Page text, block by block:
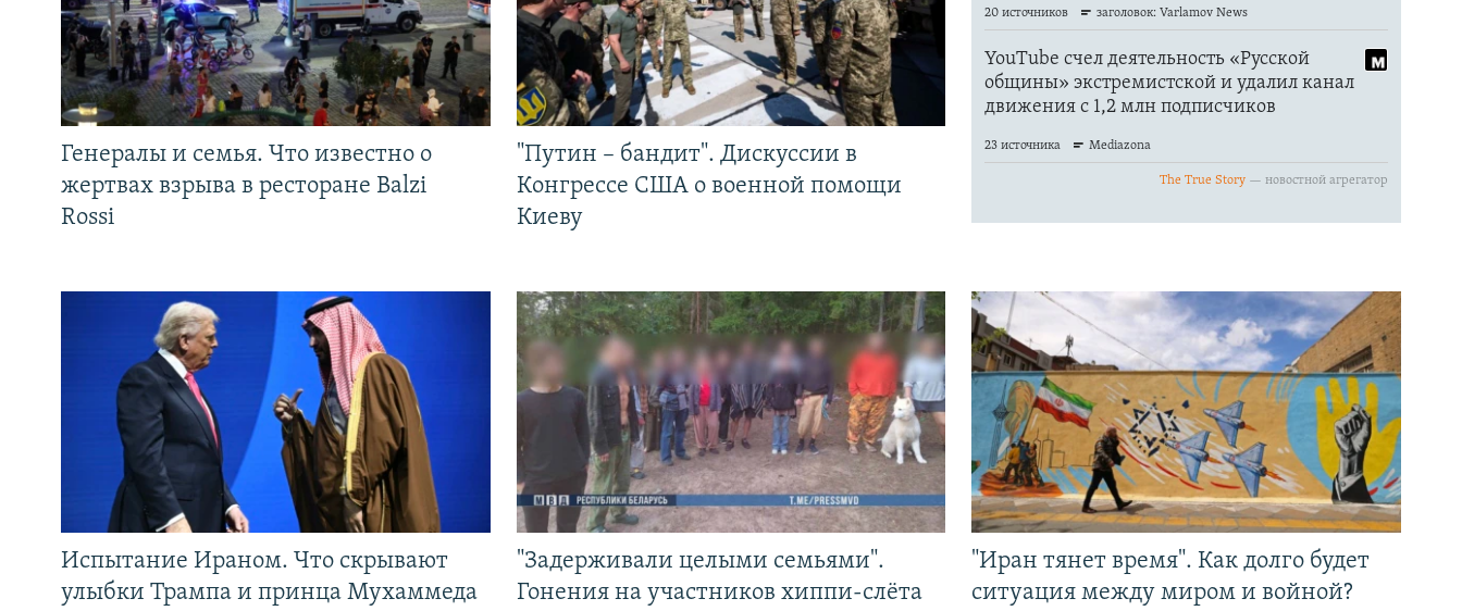
Генералы и семья. Что известно о
жертвах взрыва в ресторане Balzi
Rossi
"Путин – бандит". Дискуссии в
Конгрессе США о военной помощи
Киеву
Испытание Ираном. Что скрывают
улыбки Трампа и принца Мухаммеда
"Задерживали целыми семьями".
Гонения на участников хиппи-слёта
"Иран тянет время". Как долго будет
ситуация между миром и войной?